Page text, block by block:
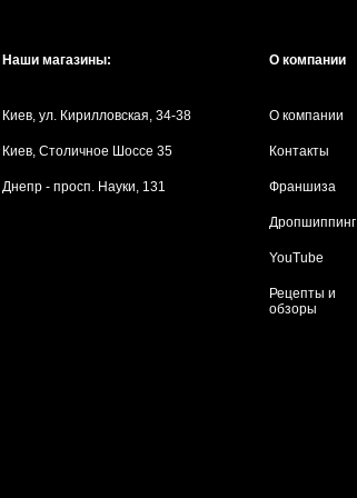
Наши магазины:
Киев, ул. Кирилловская, 34-38
Киев, Столичное Шоссе 35
Днепр - просп. Науки, 131
О компании
О компании
Контакты
Франшиза
Дропшиппинг
YouTube
Рецепты и
обзоры